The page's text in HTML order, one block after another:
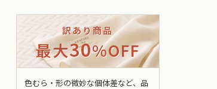
訳あり商品
最大30%OFF
色むら・形の微妙な個体差など、品